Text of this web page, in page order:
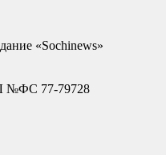
«Sochinews»
№ФС 77-79728